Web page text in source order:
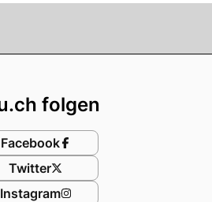
folgen
Facebook
Twitter
Instagram